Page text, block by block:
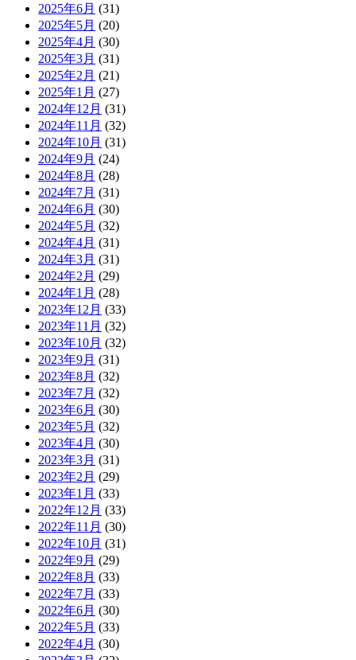
2025年6月 (31)
2025年5月 (20)
2025年4月 (30)
2025年3月 (31)
2025年2月 (21)
2025年1月 (27)
2024年12月 (31)
2024年11月 (32)
2024年10月 (31)
2024年9月 (24)
2024年8月 (28)
2024年7月 (31)
2024年6月 (30)
2024年5月 (32)
2024年4月 (31)
2024年3月 (31)
2024年2月 (29)
2024年1月 (28)
2023年12月 (33)
2023年11月 (32)
2023年10月 (32)
2023年9月 (31)
2023年8月 (32)
2023年7月 (32)
2023年6月 (30)
2023年5月 (32)
2023年4月 (30)
2023年3月 (31)
2023年2月 (29)
2023年1月 (33)
2022年12月 (33)
2022年11月 (30)
2022年10月 (31)
2022年9月 (29)
2022年8月 (33)
2022年7月 (33)
2022年6月 (30)
2022年5月 (33)
2022年4月 (30)